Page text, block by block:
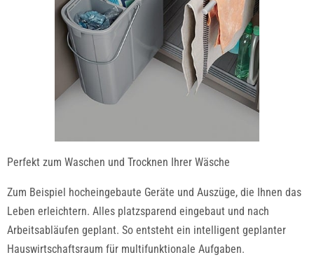
Perfekt zum Waschen und Trocknen Ihrer Wäsche
Zum Beispiel hocheingebaute Geräte und Auszüge, die Ihnen das
Leben erleichtern. Alles platzsparend eingebaut und nach
Arbeitsabläufen geplant. So entsteht ein intelligent geplanter
Hauswirtschaftsraum für multifunktionale Aufgaben.